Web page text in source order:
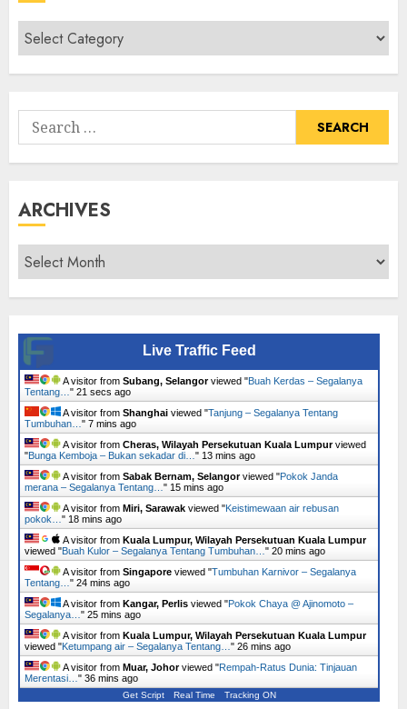
Cari
Senarai
Tumbuhan
Search
for:
ARCHIVES
Archives
Live Traffic Feed
A visitor from Subang, Selangorviewed "Buah Kerdas – Segalanya
Tentang… " 22 secs ago
A visitor from Shanghai viewed "Tanjung – Segalanya Tentang
Tumbuhan… " 7 mins ago
A visitor from Cheras, Wilayah Persekutuan Kuala Lumpurviewed
"Bunga Kemboja – Bukan sekadar di… " 13 mins ago
A visitor from Sabak Bernam, Selangorviewed "Pokok Janda
merana – Segalanya Tentang… " 15 mins ago
A visitor from Miri, Sarawak viewed "Keistimewaan air rebusan
pokok… " 18 mins ago
A visitor from Kuala Lumpur, Wilayah Persekutuan Kuala Lumpur
viewed "Buah Kulor – Segalanya Tentang Tumbuhan… " 21 mins ago
A visitor from Singapore viewed "Tumbuhan Karnivor – Segalanya
Tentang… " 24 mins ago
A visitor from Kangar, Perlis viewed "Pokok Chaya @ Ajinomoto –
Segalanya… " 25 mins ago
A visitor from Kuala Lumpur, Wilayah Persekutuan Kuala Lumpur
viewed "Ketumpang air – Segalanya Tentang… " 26 mins ago
A visitor from Muar, Johorviewed "Rempah-Ratus Dunia: Tinjauan
Merentasi… " 36 mins ago
Get Script Real Time Tracking ON